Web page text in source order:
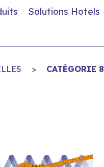
Solutions Hotels
> CATÉGORIE 8